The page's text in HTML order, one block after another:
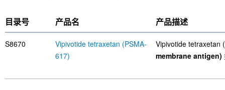
目录号 产品名 产品描述
S8670
Vipivotide tetraxetan (PSMA-
617)
Vipivotide tetraxetan
membrane antigen)